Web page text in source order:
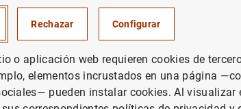
y de sus enlaces
Rechazar Configurar
o aplicación web requieren cookies de
elementos incrustados en una página
pueden instalar cookies. Al visualizar